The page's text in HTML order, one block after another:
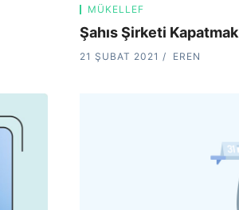
MÜKELLEF
Şahıs Şirketi Kapatmak
21 ŞUBAT 2021 EREN